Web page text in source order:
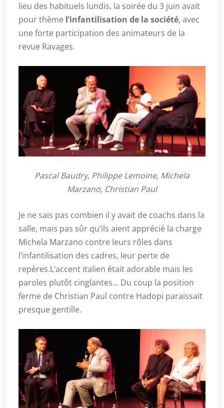
lieu des habituels lundis, la soirée du 3 juin avait
pour thème l’infantilisation de la société, avec
une forte participation des animateurs de la
revue Ravages.
Pascal Baudry, Philippe Lemoine, Michela
Marzano, Christian Paul
Je ne sais pas combien il y avait de coachs dans la
salle, mais pas sûr qu’ils aient apprécié la charge
Michela Marzano contre leurs rôles dans
l’infantilisation des cadres, leur perte de
repères.L’accent italien était adorable mais les
paroles plutôt cinglantes… Du coup la position
ferme de Christian Paul contre Hadopi paraissait
presque gentille.